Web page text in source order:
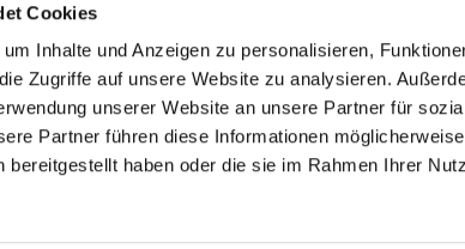
Cookies
Inhalte und Anzeigen zu personalisieren,
Zugriffe auf unsere Website zu analysieren.
unserer Website an unsere Partner für
Partner führen diese Informationen
bereitgestellt haben oder die sie im Rahmen Ihrer
Tegel-Borsigwalde · Alt-Tegel 39 · 13507 Berlin
Kontaktinformationen
Impressum